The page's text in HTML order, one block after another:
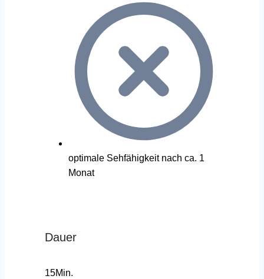
optimale Sehfähigkeit nach ca. 1
Monat
Dauer
15Min.